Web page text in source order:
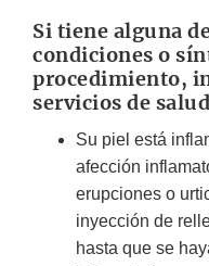
Si tiene alguna
condiciones o
procedimiento,
servicios de
Su piel está
afección
erupciones o
inyección de
hasta que se